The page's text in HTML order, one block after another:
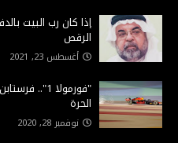
إذا كان رب البيت
الرقص
أغسطس 23, 2021
"فورمولا
الحرة
نوفمبر 28, 2020